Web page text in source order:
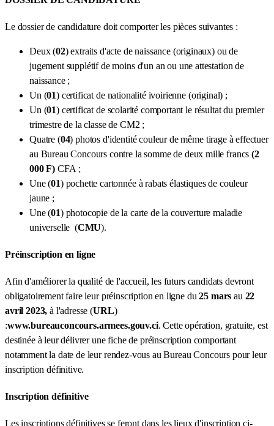
Le dossier de candidature doit comporter les pièces suivantes :
Deux (02) extraits d'acte de naissance (originaux) ou de
jugement supplétif de moins d'un an ou une attestation de
naissance ;
Un (01) certificat de nationalité ivoirienne (original) ;
Un (01) certificat de scolarité comportant le résultat du premier
trimestre de la classe de CM2 ;
Quatre (04) photos d'identité couleur de même tirage à effectuer
au Bureau Concours contre la somme de deux mille francs (2
000 F) CFA ;
Une (01) pochette cartonnée à rabats élastiques de couleur
jaune ;
Une (01) photocopie de la carte de la couverture maladie
universelle (CMU).
Préinscription en ligne
Afin d'améliorer la qualité de l'accueil, les futurs candidats devront
obligatoirement faire leur préinscription en ligne du 25 marsau 22
avril 2023,à l'adresse (URL)
:www.bureauconcours.armees.gouv.ci. Cette opération, gratuite, est
destinée à leur délivrer une fiche de préinscription comportant
notamment la date de leur rendez-vous au Bureau Concours pour leur
inscription définitive.
Inscription définitive
Les inscriptions définitives se feront dans les lieux d'inscription ci-